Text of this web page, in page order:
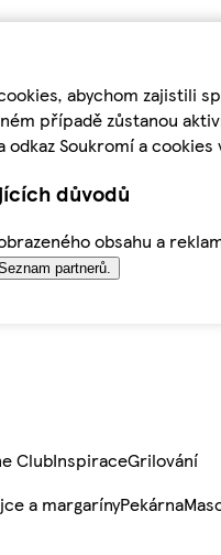
abychom
případě zůstanou
odkaz Soukromí a
důvodů
obsahu a
partnerů.
ClubInspiraceGrilování
a margarínyPekárna